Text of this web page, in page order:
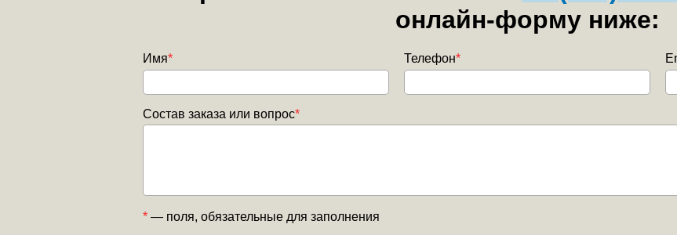
онлайн-форму ниже:
Имя* Телефон*
Состав заказа или вопрос*
* — поля, обязательные для заполнения